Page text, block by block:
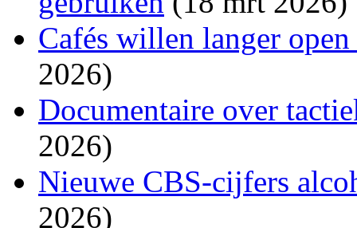
Cafés willen langer
2026)
Documentaire over
2026)
Nieuwe CBS-cijfers
2026)